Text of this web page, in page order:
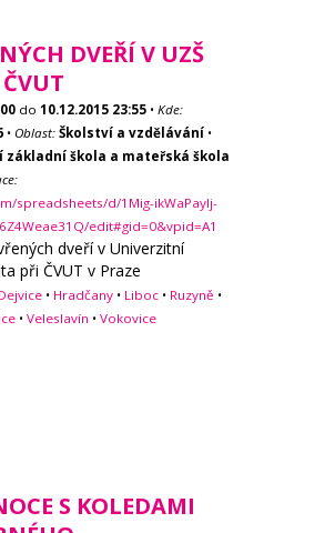
DVEŘÍ V UZŠ
do 10.12.2015 23:55 • Kde:
• Oblast: Školství a vzdělávání •
základní škola a mateřská škola
spreadsheets/d/1Mig-ikWaPaylj-
edit#gid=0&vpid=A1
dveří v Univerzitní
při ČVUT v Praze
• Hradčany • Liboc • Ruzyně •
• Veleslavín • Vokovice
S KOLEDAMI